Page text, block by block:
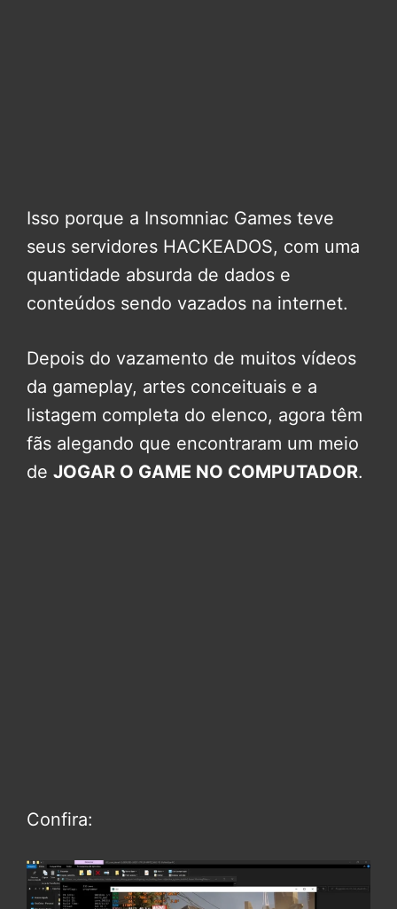
Isso porque a Insomniac Games teve
seus servidores HACKEADOS, com uma
quantidade absurda de dados e
conteúdos sendo vazados na internet.
Depois do vazamento de muitos vídeos
da gameplay, artes conceituais e a
listagem completa do elenco, agora têm
fãs alegando que encontraram um meio
de JOGAR O GAME NO COMPUTADOR.
Confira: